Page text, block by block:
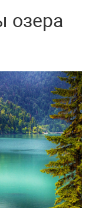
озера